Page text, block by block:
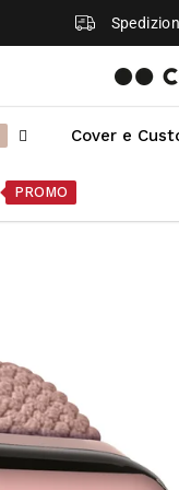
Cover e
PROMO